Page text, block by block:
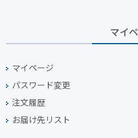
マイ
マイページ
パスワード変更
注文履歴
お届け先リスト